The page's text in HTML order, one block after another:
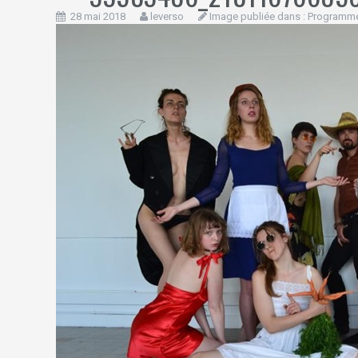
28 mai 2018 leverso Image publiée dans :